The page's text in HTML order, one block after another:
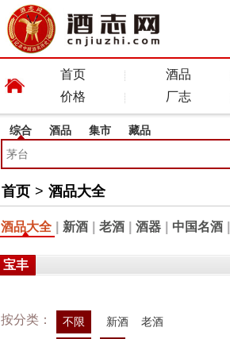
首页 酒品
价格
厂志
综合 酒品 集市 藏品
首页 > 酒品大全
酒品大全 新酒 老酒 酒器 中国名酒
宝丰
按分类： 不限 新酒 老酒